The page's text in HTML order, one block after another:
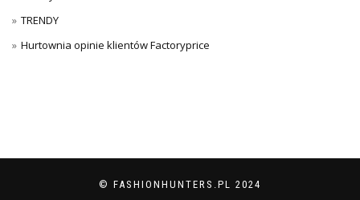
TRENDY
Hurtownia opinie klientów Factoryprice
© FASHIONHUNTERS.PL 2024